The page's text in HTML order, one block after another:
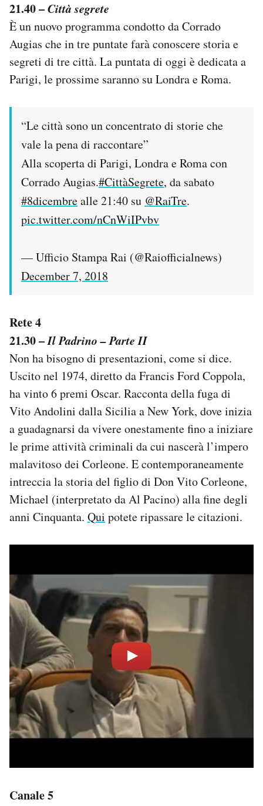
21.40 –Città segrete
È un nuovo programma condotto da Corrado
Augias che in tre puntate farà conoscere storia e
segreti di tre città. La puntata di oggi è dedicata a
Parigi, le prossime saranno su Londra e Roma.
“Le città sono un concentrato di storie che
vale la pena di raccontare”
Alla scoperta di Parigi, Londra e Roma con
Corrado Augias.#CittàSegrete, da sabato
#8dicembrealle 21:40 su @RaiTre.
pic.twitter.com/nCnWiIPvbv
— Ufficio Stampa Rai (@Raiofficialnews)
December 7, 2018
Rete 4
21.30 –Il Padrino – Parte II
Non ha bisogno di presentazioni, come si dice.
Uscito nel 1974, diretto da Francis Ford Coppola,
ha vinto 6 premi Oscar. Racconta della fuga di
Vito Andolini dalla Sicilia a New York, dove inizia
a guadagnarsi da vivere onestamente fino a iniziare
le prime attività criminali da cui nascerà l’impero
malavitoso dei Corleone. E contemporaneamente
intreccia la storia del figlio di Don Vito Corleone,
Michael (interpretato da Al Pacino) alla fine degli
anni Cinquanta. Qui potete ripassare le citazioni.
Canale 5